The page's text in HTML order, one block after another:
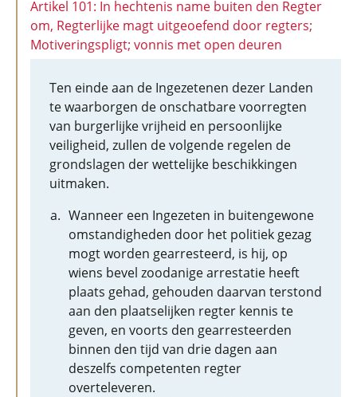
Artikel 101: In hechtenis name buiten den Regter
om, Regterlijke magt uitgeoefend door regters;
Motiveringspligt; vonnis met open deuren
Ten einde aan de Ingezetenen dezer Landen
te waarborgen de onschatbare voorregten
van burgerlijke vrijheid en persoonlijke
veiligheid, zullen de volgende regelen de
grondslagen der wettelijke beschikkingen
uitmaken.
Wanneer een Ingezeten in buitengewone
omstandigheden door het politiek gezag
mogt worden gearresteerd, is hij, op
wiens bevel zoodanige arrestatie heeft
plaats gehad, gehouden daarvan terstond
aan den plaatselijken regter kennis te
geven, en voorts den gearresteerden
binnen den tijd van drie dagen aan
deszelfs competenten regter
overteleveren.